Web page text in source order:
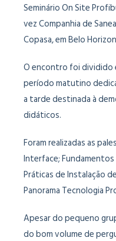
Seminário On Site
vez Companhia de
Copasa, em Belo
O encontro foi dividido
período matutino
a tarde destinada à
didáticos.
Foram realizadas as
Interface;
Práticas de Instalação
Panorama Tecnologia
Apesar do pequeno
do bom volume de